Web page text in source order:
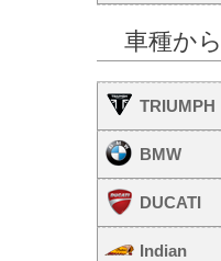
車種か
TRIUMPH
BMW
DUCATI
Indian